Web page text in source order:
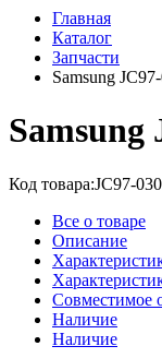
Главная
Каталог
Запчасти
Samsung
Samsung
Код товара:JC97-
Все о товаре
Описание
Совместимое
Наличие
Наличие